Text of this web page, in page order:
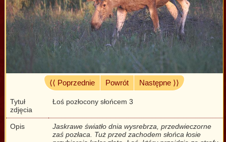
⟨⟨ Poprzednie Powrót Następne ⟩⟩
Tytuł
zdjęcia
Łoś pozłocony słońcem 3
Opis
Jaskrawe światło dnia wysrebrza, przedwieczorne
zaś pozłaca. Tuż przed zachodem słońca łosie